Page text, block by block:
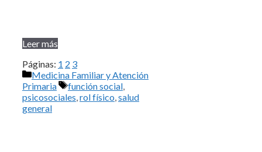
Leer más
Páginas: 1 2 3
Categorías
Medicina Familiar y Atención
Primaria
Etiquetas
función social
psicosociales rol físico salud
general